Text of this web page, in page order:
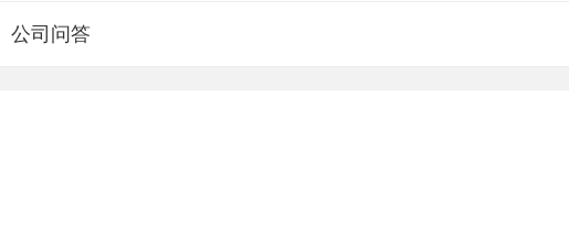
公司问答